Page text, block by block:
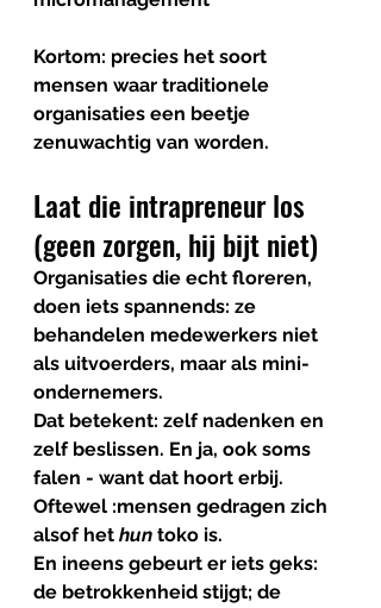
Kortom: precies het soort
mensen waar traditionele
organisaties een beetje
zenuwachtig van worden.
Laat die intrapreneur los
(geen zorgen, hij bijt niet)
Organisaties die echt floreren,
doen iets spannends: ze
behandelen medewerkers niet
als uitvoerders, maar als mini-
ondernemers.
Dat betekent: zelf nadenken en
zelf beslissen. En ja, ook soms
falen - want dat hoort erbij.
Oftewel :mensen gedragen zich
alsof het hun toko is.
En ineens gebeurt er iets geks:
de betrokkenheid stijgt; de